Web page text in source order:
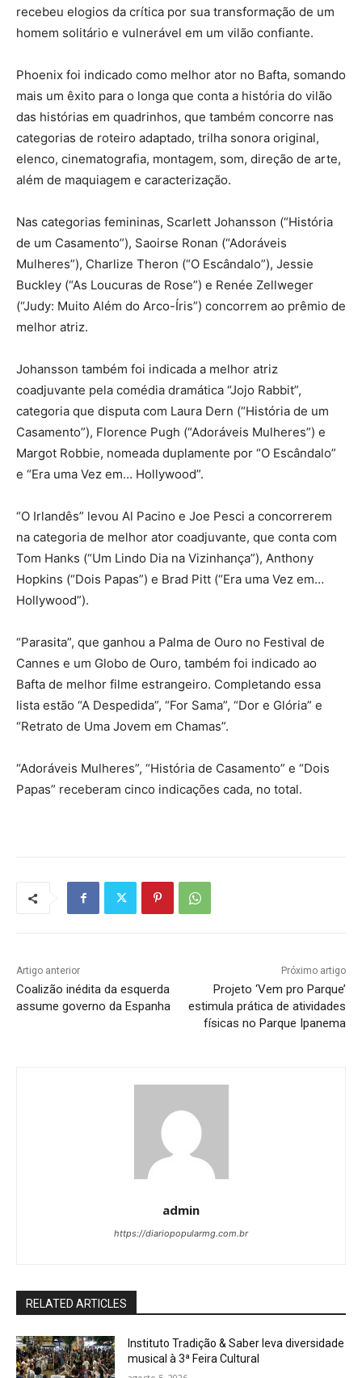
recebeu elogios da crítica por sua transformação de um
homem solitário e vulnerável em um vilão confiante.
Phoenix foi indicado como melhor ator no Bafta, somando
mais um êxito para o longa que conta a história do vilão
das histórias em quadrinhos, que também concorre nas
categorias de roteiro adaptado, trilha sonora original,
elenco, cinematografia, montagem, som, direção de arte,
além de maquiagem e caracterização.
Nas categorias femininas, Scarlett Johansson (“História
de um Casamento”), Saoirse Ronan (“Adoráveis
Mulheres”), Charlize Theron (“O Escândalo”), Jessie
Buckley (“As Loucuras de Rose”) e Renée Zellweger
(“Judy: Muito Além do Arco-Íris”) concorrem ao prêmio de
melhor atriz.
Johansson também foi indicada a melhor atriz
coadjuvante pela comédia dramática “Jojo Rabbit”,
categoria que disputa com Laura Dern (“História de um
Casamento”), Florence Pugh (“Adoráveis Mulheres”) e
Margot Robbie, nomeada duplamente por “O Escândalo”
e “Era uma Vez em… Hollywood”.
“O Irlandês” levou Al Pacino e Joe Pesci a concorrerem
na categoria de melhor ator coadjuvante, que conta com
Tom Hanks (“Um Lindo Dia na Vizinhança”), Anthony
Hopkins (“Dois Papas”) e Brad Pitt (“Era uma Vez em…
Hollywood”).
“Parasita”, que ganhou a Palma de Ouro no Festival de
Cannes e um Globo de Ouro, também foi indicado ao
Bafta de melhor filme estrangeiro. Completando essa
lista estão “A Despedida”, “For Sama”, “Dor e Glória” e
“Retrato de Uma Jovem em Chamas”.
“Adoráveis Mulheres”, “História de Casamento” e “Dois
Papas” receberam cinco indicações cada, no total.
Artigo anterior
Coalizão inédita da esquerda
assume governo da Espanha
Próximo artigo
Projeto ‘Vem pro Parque’
estimula prática de atividades
físicas no Parque Ipanema
admin
https://diariopopularmg.com.br
RELATED ARTICLES
Instituto Tradição & Saber leva diversidade
musical à 3ª Feira Cultural